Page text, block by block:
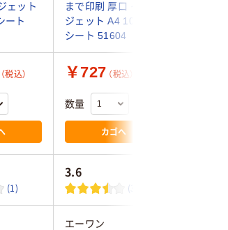
ェット
ート
まで印刷 厚口 インク
ジェット A4 10面 10
シート 51604
（税込） ￥727 （税込）
数量
カゴへ
(1)
3.6
(3)
エーワン